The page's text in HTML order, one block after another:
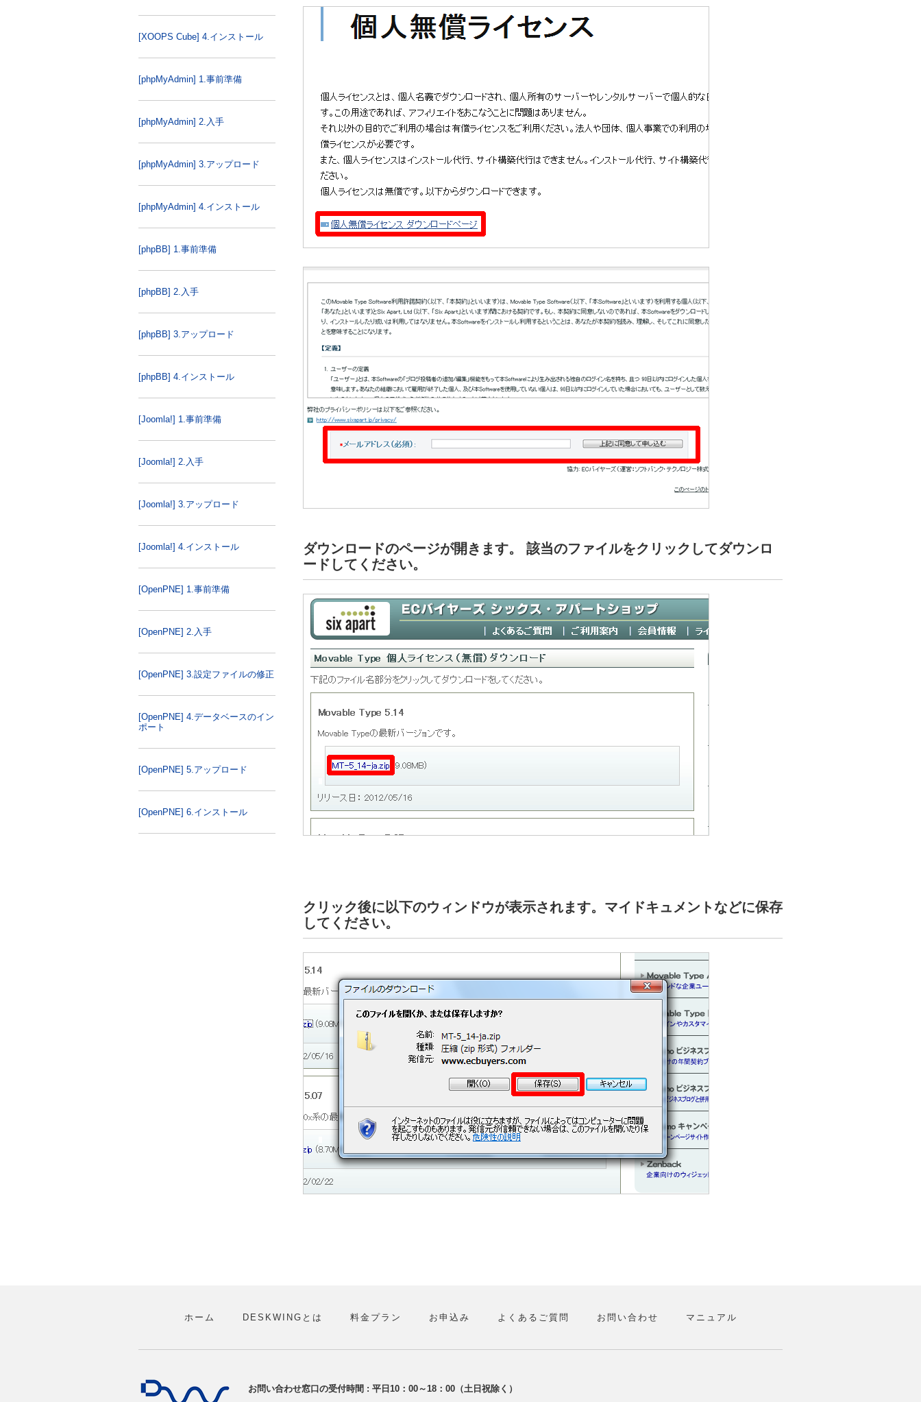
ダウンロードのページが開きます。 該当のファイルをクリックしてダウンロ
ードしてください。
クリック後に以下のウィンドウが表示されます。マイドキュメントなどに保存
してください。
[XOOPS Cube] 4.インストール
[phpMyAdmin] 1.事前準備
[phpMyAdmin] 2.入手
[phpMyAdmin] 3.アップロード
[phpMyAdmin] 4.インストール
[phpBB] 1.事前準備
[phpBB] 2.入手
[phpBB] 3.アップロード
[phpBB] 4.インストール
[Joomla!] 1.事前準備
[Joomla!] 2.入手
[Joomla!] 3.アップロード
[Joomla!] 4.インストール
[OpenPNE] 1.事前準備
[OpenPNE] 2.入手
[OpenPNE] 3.設定ファイルの修正
[OpenPNE] 4.データベースのイン
ポート
[OpenPNE] 5.アップロード
[OpenPNE] 6.インストール
ホーム DESKWINGとは 料金プラン お申込み よくあるご質問 お問い合わせ マニュアル
お問い合わせ窓口の受付時間 : 平日10：00～18：00（土日祝除く）